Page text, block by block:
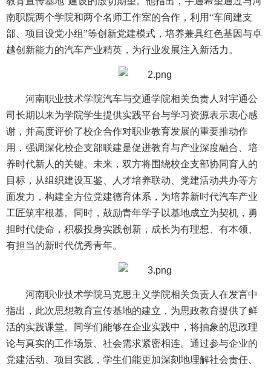
南职院两个学院和两个名师工作室的合作，利用“车间建支
部、项目设党小组”等创新党建模式，培养兼具红色基因与卓
越创新能力的汽车产业精英，为行业发展注入新活力。
河南职业技术学院汽车与交通学院相关负责人对宇通公
司长期以来为学院学生提供实践平台与学习资源表示衷心感
谢，并高度评价了校企合作对职业教育发展的重要推动作
用，强调深化校企支部联建是促进教育与产业深度融合、培
养时代新人的关键。未来，双方将围绕校企支部协同育人的
目标，从组织建设互鉴、人才培养联动、党建活动共办等方
面发力，构建全方位党建德育体系，为培养新时代汽车产业
工匠筑牢根基。同时，鼓励青年学子以基地成立为契机，勇
担时代使命，积极投身实践创新，成长为有理想、有本领、
有担当的新时代优秀青年。
河南职业技术学院马克思主义学院相关负责人在发言中
指出，此次思想教育宣传基地的建立，为思政教育提供了鲜
活的实践课堂。同学们能够在企业实践中，将抽象的思政理
论与真实的工作场景、社会需求紧密相连。通过参与企业的
党建活动、项目实践，学生们能更加深刻地理解社会责任、